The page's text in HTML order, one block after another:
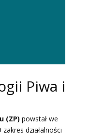
Piwa i
(ZP) powstał we
działalności